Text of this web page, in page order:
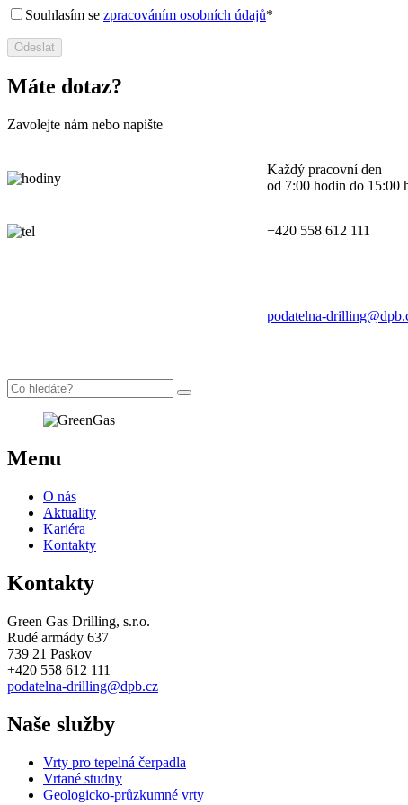
Souhlasím se zpracováním osobních údajů*
Máte dotaz?
Zavolejte nám nebo napište
Každý pracovní den
od 7:00 hodin do 15:00
+420 558 612 111
podatelna-
Menu
O nás
Aktuality
Kariéra
Kontakty
Kontakty
Green Gas Drilling, s.r.o.
Rudé armády 637
739 21 Paskov
+420 558 612 111
podatelna-drilling@dpb.cz
Naše služby
Vrty pro tepelná čerpadla
Vrtané studny
Geologicko-průzkumné vrty